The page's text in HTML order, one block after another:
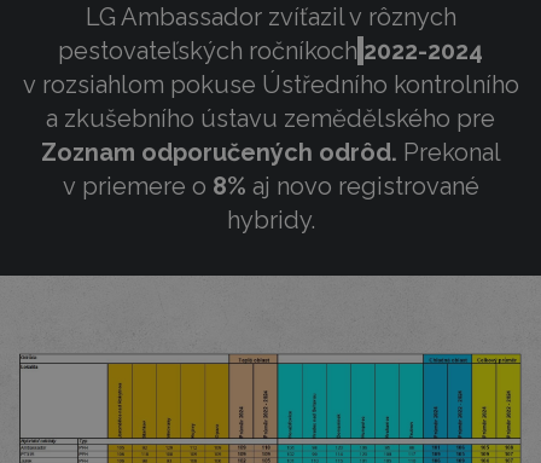
LG Ambassador zvíťazil v rôznych
pestovateľských ročníkoch 2022-2024
v rozsiahlom pokuse Ústředního kontrolního
a zkušebního ústavu zemědělského pre
Zoznam odporučených odrôd. Prekonal
v priemere o 8% aj novo registrované
hybridy.